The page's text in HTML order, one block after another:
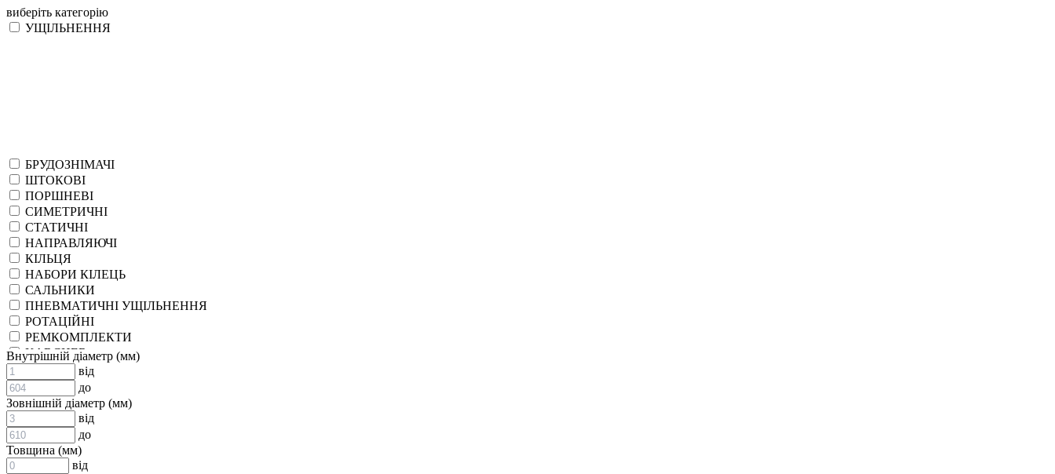
виберіть категорію
УЩІЛЬНЕННЯ
БРУДОЗНІМАЧІ
ШТОКОВІ
ПОРШНЕВІ
СИМЕТРИЧНІ
СТАТИЧНІ
НАПРАВЛЯЮЧІ
КІЛЬЦЯ
НАБОРИ КІЛЕЦЬ
САЛЬНИКИ
ПНЕВМАТИЧНІ УЩІЛЬНЕННЯ
РОТАЦІЙНІ
РЕМКОМПЛЕКТИ
KARCHER
EPDM
СПЕЦІАЛЬНІ
ВСТАВКИ МУФТ (ЗІРОЧКИ)
ГІДРАВЛІКА
Внутрішній діаметр (мм)
від
до
Зовнішній діаметр (мм)
від
до
Товщина (мм)
від